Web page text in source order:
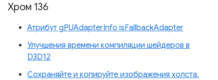
Хром 136
Атрибут gPUAdapterInfo isFallbackAdapter
Улучшения времени компиляции шейдеров в
D3D12
Сохраняйте и копируйте изображения холста.